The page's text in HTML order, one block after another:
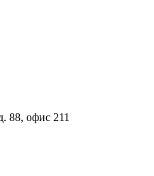
88, офис 211